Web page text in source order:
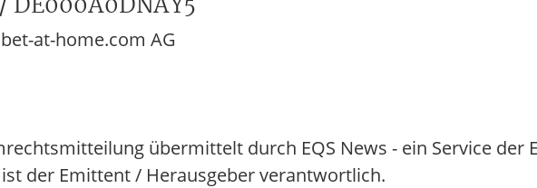
at-home.com AG
übermittelt durch EQS News - ein Service der
der Emittent / Herausgeber verantwortlich.